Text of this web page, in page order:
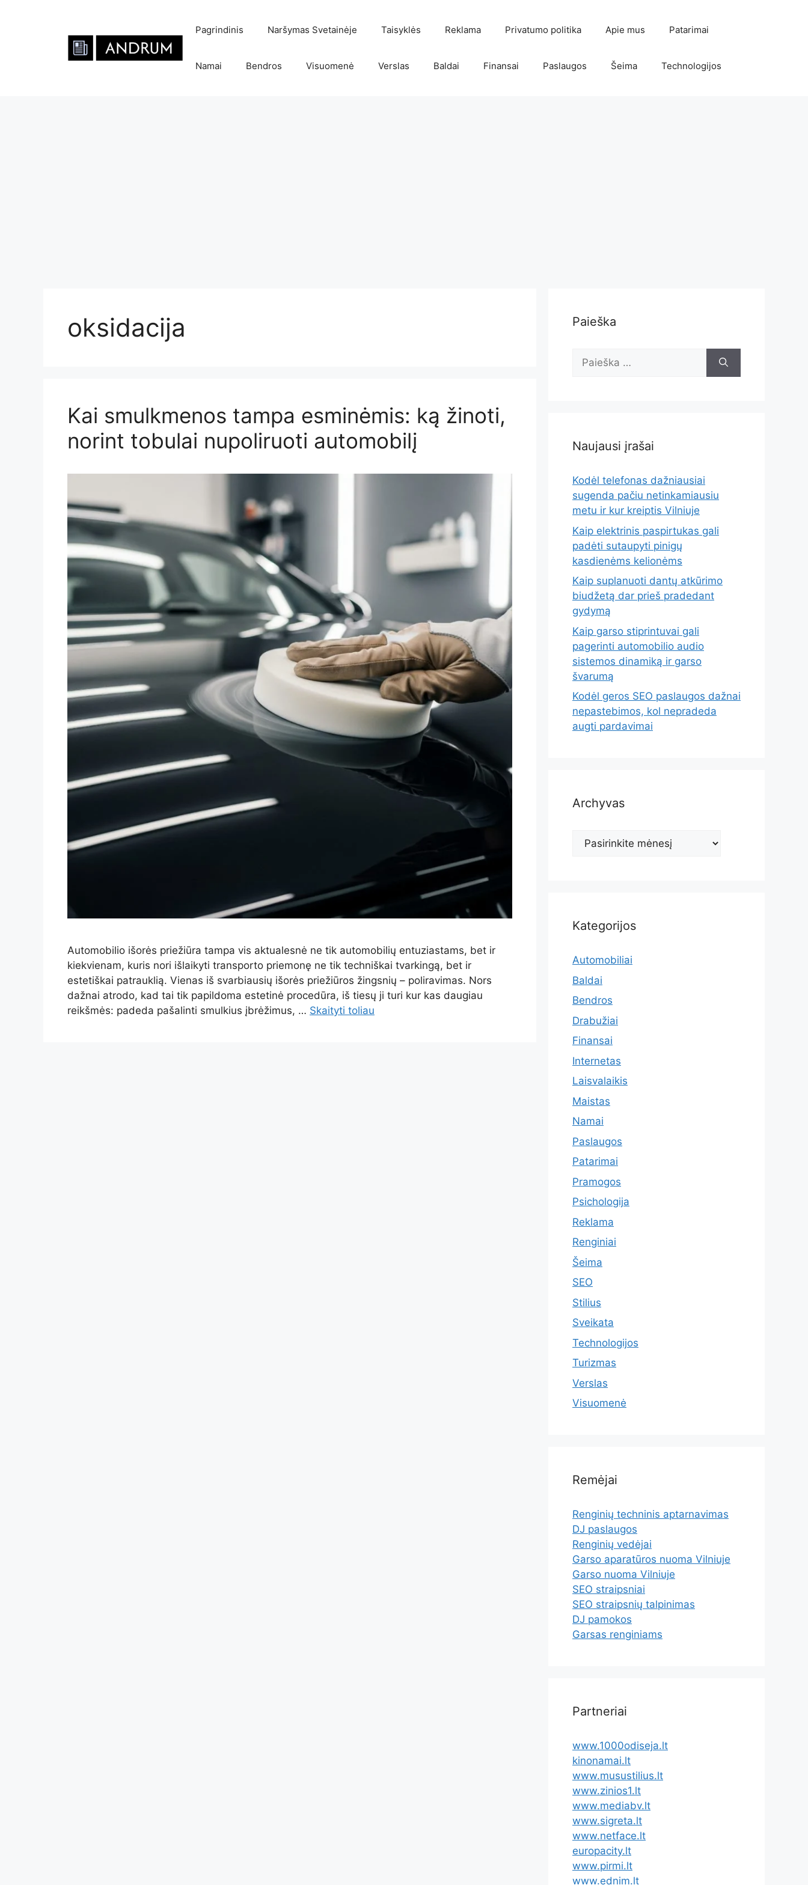
Pagrindinis Naršymas Svetainėje Taisyklės Reklama Privatumo politika Apie mus Patarimai
Namai Bendros Visuomenė Verslas Baldai Finansai Paslaugos Šeima Technologijos
oksidacija
Kai smulkmenos tampa esminėmis: ką žinoti,
norint tobulai nupoliruoti automobilį
Automobilio išorės priežiūra tampa vis aktualesnė ne tik automobilių entuziastams, bet ir
kiekvienam, kuris nori išlaikyti transporto priemonę ne tik techniškai tvarkingą, bet ir
estetiškai patrauklią. Vienas iš svarbiausių išorės priežiūros žingsnių – poliravimas. Nors
dažnai atrodo, kad tai tik papildoma estetinė procedūra, iš tiesų ji turi kur kas daugiau
reikšmės: padeda pašalinti smulkius įbrėžimus, … Skaityti toliau
Paieška
Ieškoti:
Naujausi įrašai
Kodėl telefonas dažniausiai
sugenda pačiu netinkamiausiu
metu ir kur kreiptis Vilniuje
Kaip elektrinis paspirtukas gali
padėti sutaupyti pinigų
kasdienėms kelionėms
Kaip suplanuoti dantų atkūrimo
biudžetą dar prieš pradedant
gydymą
Kaip garso stiprintuvai gali
pagerinti automobilio audio
sistemos dinamiką ir garso
švarumą
Kodėl geros SEO paslaugos dažnai
nepastebimos, kol nepradeda
augti pardavimai
Archyvas
Archyvas
Kategorijos
Automobiliai
Baldai
Bendros
Drabužiai
Finansai
Internetas
Laisvalaikis
Maistas
Namai
Paslaugos
Patarimai
Pramogos
Psichologija
Reklama
Renginiai
Šeima
SEO
Stilius
Sveikata
Technologijos
Turizmas
Verslas
Visuomenė
Remėjai
Renginių techninis aptarnavimas
DJ paslaugos
Renginių vedėjai
Garso aparatūros nuoma Vilniuje
Garso nuoma Vilniuje
SEO straipsniai
SEO straipsnių talpinimas
DJ pamokos
Garsas renginiams
Partneriai
www.1000odiseja.lt
kinonamai.lt
www.musustilius.lt
www.zinios1.lt
www.mediabv.lt
www.sigreta.lt
www.netface.lt
europacity.lt
www.pirmi.lt
www.ednim.lt